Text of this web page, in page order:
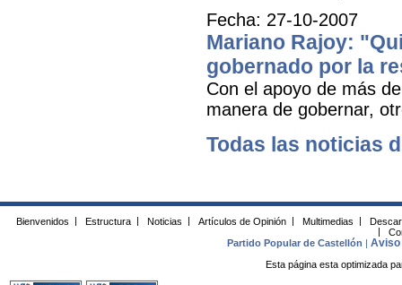
Fecha: 27-10-2007
Mariano Rajoy:
gobernado por la
Con el apoyo de más
manera de gobernar,
Todas las noticias
Bienvenidos Estructura Noticias Artículos de Opinión Multimedias
Partido Popular de Castellón
|Aviso
Esta página esta optimizada